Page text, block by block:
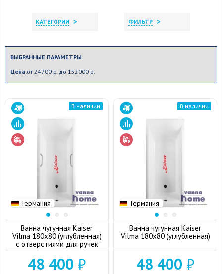
КАТЕГОРИИ > ФИЛЬТР >
ВЫБРАННЫЕ ПАРАМЕТРЫ
Цена:от 24700 р. до 152000 р.
Германия
В наличии
Ванна чугунная Kaiser
Vilma 180x80 (углубленная)
с отверстиями для ручек
48 400 ₽
Германия
В наличии
Ванна чугунная Kaiser
Vilma 180x80 (углубленная)
48 400 ₽